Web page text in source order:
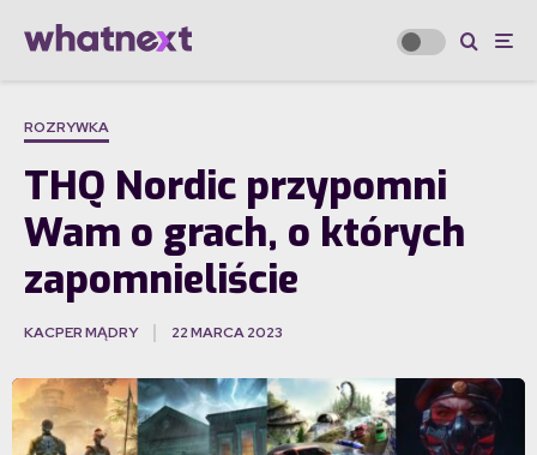
ROZRYWKA
THQ Nordic przypomni
Wam o grach, o których
zapomnieliście
KACPER MĄDRY 22 MARCA 2023